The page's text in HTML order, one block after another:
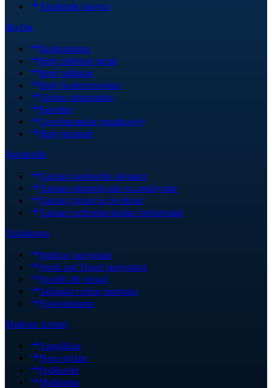
Akademik jarayon
Ilm-fan
Doktorantura
Ilmiy elektron jurnal
Ilmiy tadbirlar
Ilmiy konferensiyalar
Tasimo olimpiadasi
Patentlar
Guvohnomalar (malakaviy)
Ilmiy kengash
Hamkorlik
Xalqaro hamkorlik aloqalari
Xalqaro stipendiyalar va amaliyotlar
Xalqaro forum va loyihalar
Xalqaro uchrashuvlardan fotolavhalar
Talabalarga
Imtihon jarayonlari
Work and Travel jarayonlari
Nordik life jurnali
Talabalar uchun manbalar
Fotojamlanma
Matbuot xizmati
Yangiliklar
Press relizlar
Podkastlar
Mediateka